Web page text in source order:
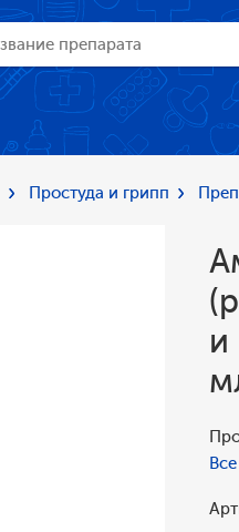
Простуда и грипп
и